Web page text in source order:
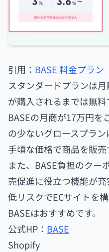
引用： BASE 料金プラン
スタンダードプランは
が購入されるまでは無料
BASEの月商が17万円を
の少ないグロースプラ
手頃な価格で商品を販売
また、BASE負担のクー
売促進に役立つ機能が充
低リスクでECサイトを
BASEはおすすめです。
公式HP： BASE
Shopify